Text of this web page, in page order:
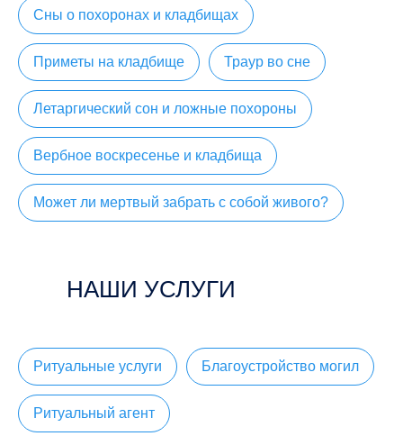
Сны о похоронах и кладбищах
Приметы на кладбище Траур во сне
Летаргический сон и ложные похороны
Вербное воскресенье и кладбища
Может ли мертвый забрать с собой живого?
НАШИ УСЛУГИ
Ритуальные услуги Благоустройство могил
Ритуальный агент